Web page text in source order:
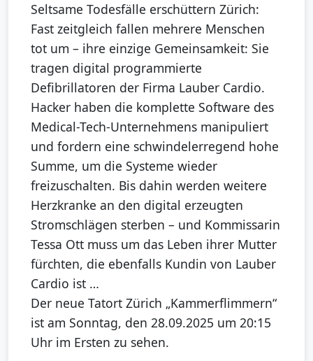
Seltsame Todesfälle erschüttern Zürich:
Fast zeitgleich fallen mehrere Menschen
tot um – ihre einzige Gemeinsamkeit: Sie
tragen digital programmierte
Defibrillatoren der Firma Lauber Cardio.
Hacker haben die komplette Software des
Medical-Tech-Unternehmens manipuliert
und fordern eine schwindelerregend hohe
Summe, um die Systeme wieder
freizuschalten. Bis dahin werden weitere
Herzkranke an den digital erzeugten
Stromschlägen sterben – und Kommissarin
Tessa Ott muss um das Leben ihrer Mutter
fürchten, die ebenfalls Kundin von Lauber
Cardio ist …
Der neue Tatort Zürich „Kammerflimmern“
ist am Sonntag, den 28.09.2025 um 20:15
Uhr im Ersten zu sehen.